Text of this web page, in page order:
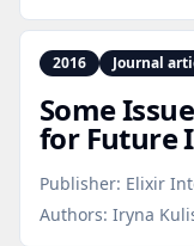
2016 Journal
Some
for Future
Publisher: Elixir
Authors: Iryna